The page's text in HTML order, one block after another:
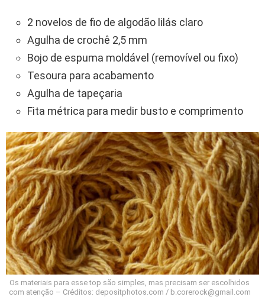
2 novelos de fio de algodão lilás claro
Agulha de crochê 2,5 mm
Bojo de espuma moldável (removível ou fixo)
Tesoura para acabamento
Agulha de tapeçaria
Fita métrica para medir busto e comprimento
Os materiais para esse top são simples, mas precisam ser escolhidos
com atenção – Créditos: depositphotos.com / b.corerock@gmail.com